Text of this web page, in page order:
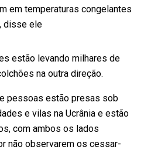
em temperaturas congelantes
disse ele
estão levando milhares de
na outra direção.
pessoas estão presas sob
e vilas na Ucrânia e estão
com ambos os lados
não observarem os cessar-